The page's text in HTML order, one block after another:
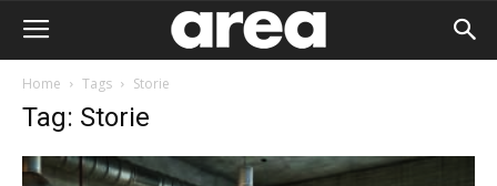
Home Tags Storie
Tag: Storie